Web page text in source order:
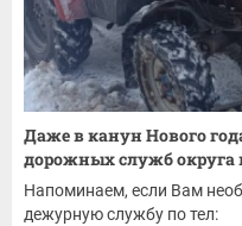
Даже в канун Нового
дорожных служб
Напоминаем, если Вам
дежурную службу по тел: